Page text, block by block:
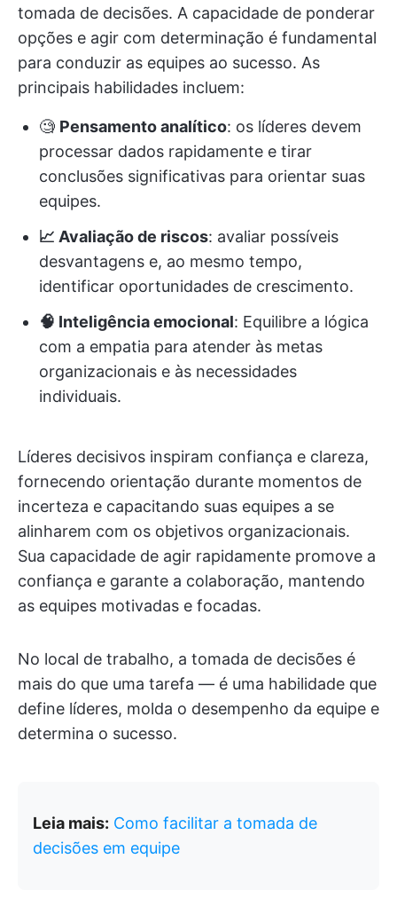
tomada de decisões. A capacidade de ponderar
opções e agir com determinação é fundamental
para conduzir as equipes ao sucesso. As
principais habilidades incluem:
🧐 Pensamento analítico: os líderes devem
processar dados rapidamente e tirar
conclusões significativas para orientar suas
equipes.
📈 Avaliação de riscos: avaliar possíveis
desvantagens e, ao mesmo tempo,
identificar oportunidades de crescimento.
🧠 Inteligência emocional: Equilibre a lógica
com a empatia para atender às metas
organizacionais e às necessidades
individuais.
Líderes decisivos inspiram confiança e clareza,
fornecendo orientação durante momentos de
incerteza e capacitando suas equipes a se
alinharem com os objetivos organizacionais.
Sua capacidade de agir rapidamente promove a
confiança e garante a colaboração, mantendo
as equipes motivadas e focadas.
No local de trabalho, a tomada de decisões é
mais do que uma tarefa — é uma habilidade que
define líderes, molda o desempenho da equipe e
determina o sucesso.
Leia mais: Como facilitar a tomada de
decisões em equipe